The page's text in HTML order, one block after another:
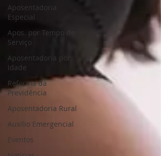
Aposentadoria
Especial
Apos. por Tempo de
Serviço
Aposentadoria por
Idade
Reforma da
Previdência
Aposentadoria Rural
Auxílio Emergencial
Eventos